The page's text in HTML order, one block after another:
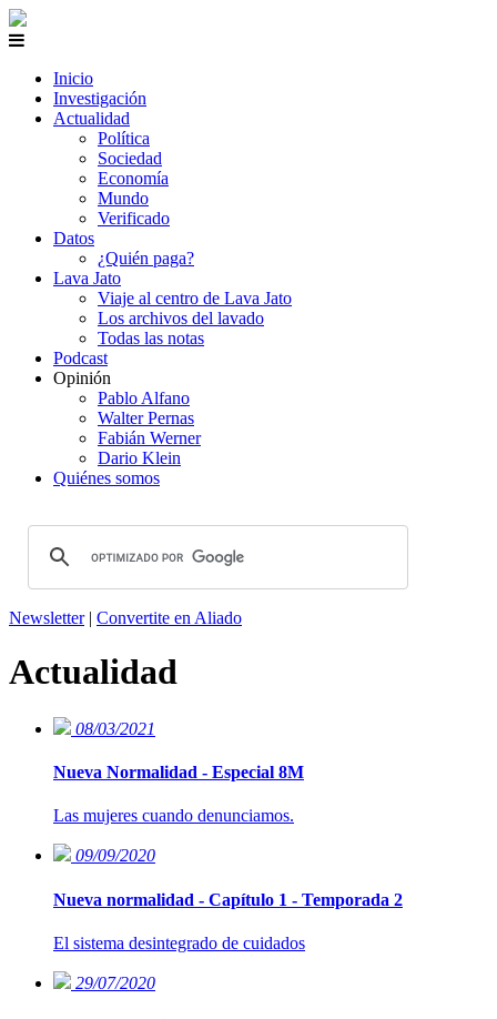
Inicio
Investigación
Actualidad
Política
Sociedad
Economía
Mundo
Verificado
Datos
¿Quién paga?
Lava Jato
Viaje al centro de Lava Jato
Los archivos del lavado
Todas las notas
Podcast
Opinión
Pablo Alfano
Walter Pernas
Fabián Werner
Dario Klein
Quiénes somos
Newsletter| Convertite en Aliado
Actualidad
08/03/2021
Nueva Normalidad - Especial 8M
Las mujeres cuando denunciamos.
09/09/2020
Nueva normalidad - Capítulo 1 - Temporada 2
El sistema desintegrado de cuidados
29/07/2020